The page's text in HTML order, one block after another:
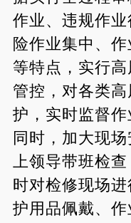
作业、违规作
险作业集中、
等特点，实行
管控，对各类
护，实时监督作
同时，加大现
上领导带班检
时对检修现场
护用品佩戴、